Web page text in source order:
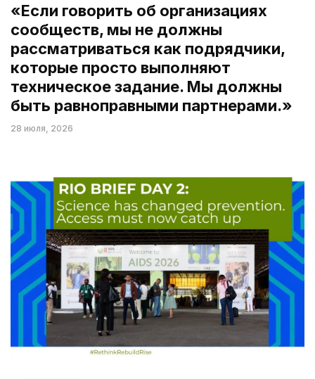
«Если говорить об организациях
сообществ, мы не должны
рассматриваться как подрядчики,
которые просто выполняют
техническое задание. Мы должны
быть равноправными партнерами.»
28 июля, 2026